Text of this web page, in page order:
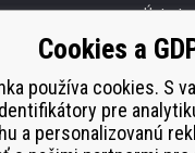
Zlatý
Cookies a
používa cookies. S
pre
a personalizovanú